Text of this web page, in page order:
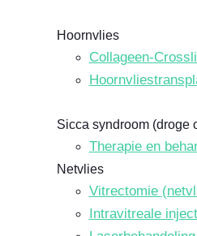
Hoornvlies
Collageen-
Sicca syndroom (droge
Therapie en
Netvlies
Vitrectomie
Intravitreale